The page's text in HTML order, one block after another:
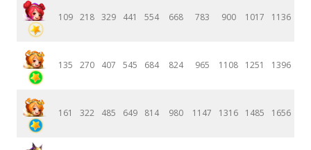
109 218 329 441 554 668 783 900 1017 1136
135 270 407 545 684 824 965 1108 1251 1396
161 322 485 649 814 980 1147 1316 1485 1656